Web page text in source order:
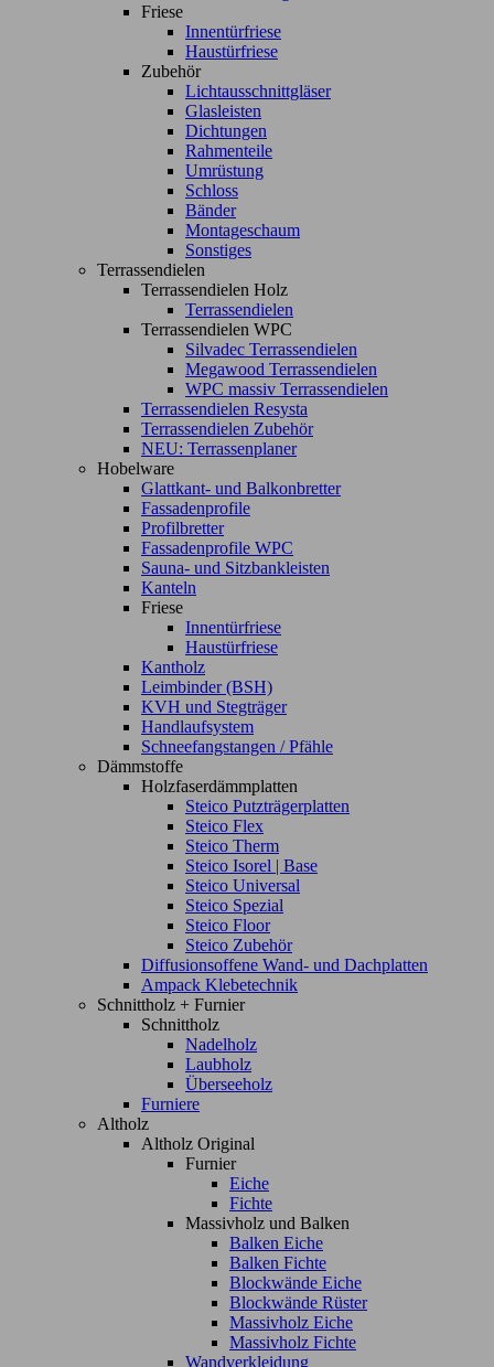
Friese
Innentürfriese
Haustürfriese
Zubehör
Lichtausschnittgläser
Glasleisten
Dichtungen
Rahmenteile
Umrüstung
Schloss
Bänder
Montageschaum
Sonstiges
Terrassendielen
Terrassendielen Holz
Terrassendielen
Terrassendielen WPC
Silvadec Terrassendielen
Megawood Terrassendielen
WPC massiv Terrassendielen
Terrassendielen Resysta
Terrassendielen Zubehör
NEU: Terrassenplaner
Hobelware
Glattkant- und Balkonbretter
Fassadenprofile
Profilbretter
Fassadenprofile WPC
Sauna- und Sitzbankleisten
Kanteln
Friese
Innentürfriese
Haustürfriese
Kantholz
Leimbinder (BSH)
KVH und Stegträger
Handlaufsystem
Schneefangstangen / Pfähle
Dämmstoffe
Holzfaserdämmplatten
Steico Putzträgerplatten
Steico Flex
Steico Therm
Steico Isorel | Base
Steico Universal
Steico Spezial
Steico Floor
Steico Zubehör
Diffusionsoffene Wand- und Dachplatten
Ampack Klebetechnik
Schnittholz + Furnier
Schnittholz
Nadelholz
Laubholz
Überseeholz
Furniere
Altholz
Altholz Original
Furnier
Eiche
Fichte
Massivholz und Balken
Balken Eiche
Balken Fichte
Blockwände Eiche
Blockwände Rüster
Massivholz Eiche
Massivholz Fichte
Wandverkleidung